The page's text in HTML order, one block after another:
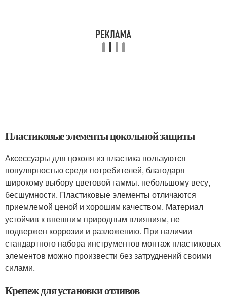
Пластиковые элементы цокольной защиты
Аксессуары для цоколя из пластика пользуются
популярностью среди потребителей, благодаря
широкому выбору цветовой гаммы. небольшому весу,
бесшумности. Пластиковые элементы отличаются
приемлемой ценой и хорошим качеством. Материал
устойчив к внешним природным влияниям, не
подвержен коррозии и разложению. При наличии
стандартного набора инструментов монтаж пластиковых
элементов можно произвести без затруднений своими
силами.
Крепеж для установки отливов